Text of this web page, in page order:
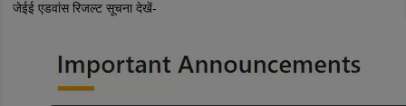
जेईई एडवांस रिजल्ट सूचना देखें-